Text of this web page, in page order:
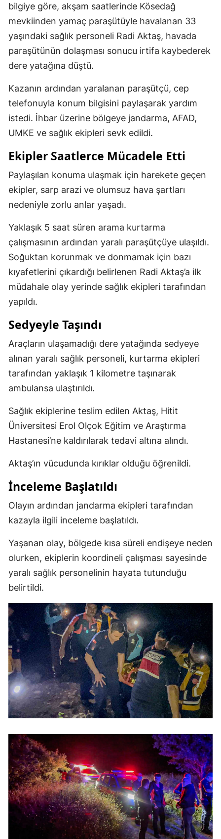
bilgiye göre, akşam saatlerinde Kösedağ
mevkiinden yamaç paraşütüyle havalanan 33
yaşındaki sağlık personeli Radi Aktaş, havada
paraşütünün dolaşması sonucu irtifa kaybederek
dere yatağına düştü.
Kazanın ardından yaralanan paraşütçü, cep
telefonuyla konum bilgisini paylaşarak yardım
istedi. İhbar üzerine bölgeye jandarma, AFAD,
UMKE ve sağlık ekipleri sevk edildi.
Ekipler Saatlerce Mücadele Etti
Paylaşılan konuma ulaşmak için harekete geçen
ekipler, sarp arazi ve olumsuz hava şartları
nedeniyle zorlu anlar yaşadı.
Yaklaşık 5 saat süren arama kurtarma
çalışmasının ardından yaralı paraşütçüye ulaşıldı.
Soğuktan korunmak ve donmamak için bazı
kıyafetlerini çıkardığı belirlenen Radi Aktaş’a ilk
müdahale olay yerinde sağlık ekipleri tarafından
yapıldı.
Sedyeyle Taşındı
Araçların ulaşamadığı dere yatağında sedyeye
alınan yaralı sağlık personeli, kurtarma ekipleri
tarafından yaklaşık 1 kilometre taşınarak
ambulansa ulaştırıldı.
Sağlık ekiplerine teslim edilen Aktaş, Hitit
Üniversitesi Erol Olçok Eğitim ve Araştırma
Hastanesi’ne kaldırılarak tedavi altına alındı.
Aktaş’ın vücudunda kırıklar olduğu öğrenildi.
İnceleme Başlatıldı
Olayın ardından jandarma ekipleri tarafından
kazayla ilgili inceleme başlatıldı.
Yaşanan olay, bölgede kısa süreli endişeye neden
olurken, ekiplerin koordineli çalışması sayesinde
yaralı sağlık personelinin hayata tutunduğu
belirtildi.